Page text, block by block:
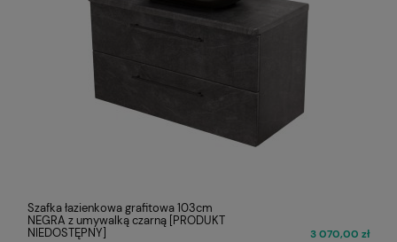
Szafka łazienkowa grafitowa 103cm
NEGRA z umywalką czarną [PRODUKT
NIEDOSTĘPNY]
3 070,00 zł